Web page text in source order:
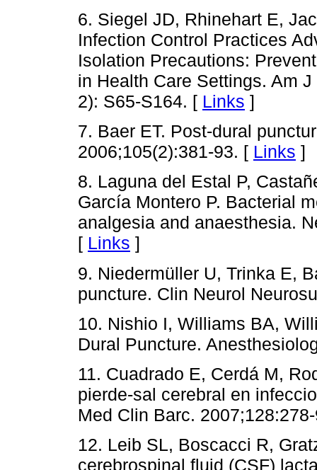
6. Siegel JD, Rhinehart E,
Infection Control Practices
Isolation Precautions:
in Health Care Settings. Am
2): S65-S164. [ Links ]
7. Baer ET. Post-dural
2006;105(2):381-93. [ Links ]
8. Laguna del Estal P,
García Montero P. Bacterial
analgesia and anaesthesia.
[ Links ]
9. Niedermüller U, Trinka E,
puncture. Clin Neurol
10. Nishio I, Williams BA,
Dural Puncture.
11. Cuadrado E, Cerdá M,
pierde-sal cerebral en
Med Clin Barc.
12. Leib SL, Boscacci R,
cerebrospinal fluid (CSF)